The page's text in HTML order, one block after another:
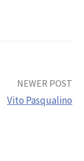
NEWER POST
Vito Pasqualino